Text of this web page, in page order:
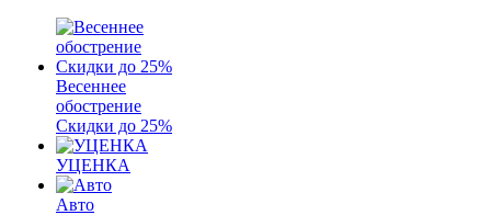
Весеннее
обострение
Скидки до 25%
УЦЕНКА
Авто